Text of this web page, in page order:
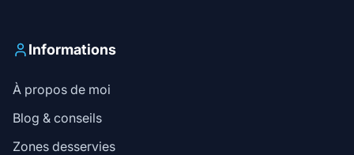
Informations
À propos de moi
Blog & conseils
Zones desservies